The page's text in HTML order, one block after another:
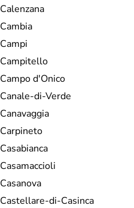
Calenzana
Cambia
Campi
Campitello
Campo d'Onico
Canale-di-Verde
Canavaggia
Carpineto
Casabianca
Casamaccioli
Casanova
Castellare-di-Casinca